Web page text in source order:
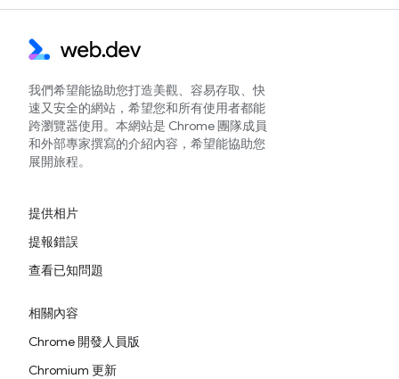
我們希望能協助您打造美觀、容易存取、快
速又安全的網站，希望您和所有使用者都能
跨瀏覽器使用。本網站是 Chrome 團隊成員
和外部專家撰寫的介紹內容，希望能協助您
展開旅程。
提供相片
提報錯誤
查看已知問題
相關內容
Chrome 開發人員版
Chromium 更新